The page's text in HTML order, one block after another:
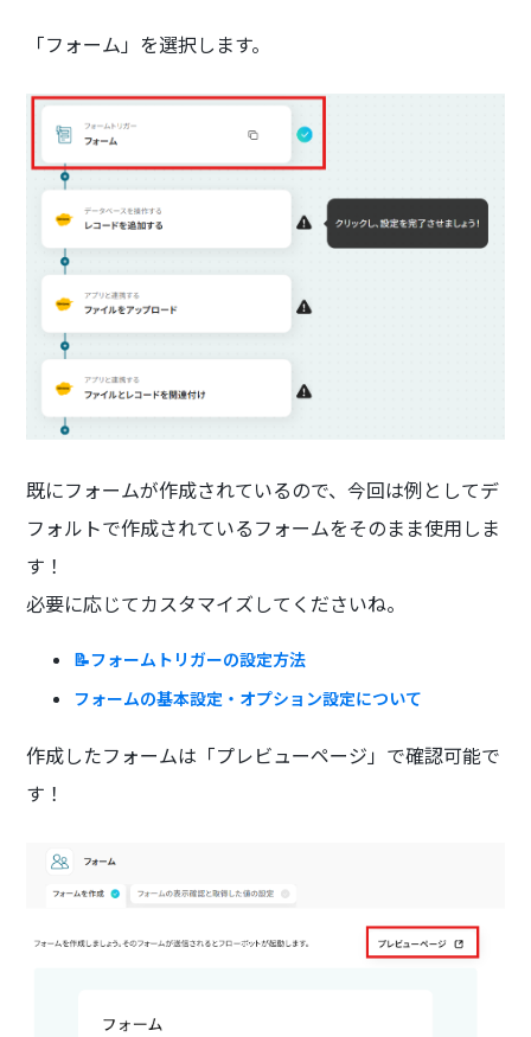
「フォーム」を選択します。
既にフォームが作成されているので、今回は例としてデ
フォルトで作成されているフォームをそのまま使用しま
す！
必要に応じてカスタマイズしてくださいね。
📝フォームトリガーの設定方法
フォームの基本設定・オプション設定について
作成したフォームは「プレビューページ」で確認可能で
す！